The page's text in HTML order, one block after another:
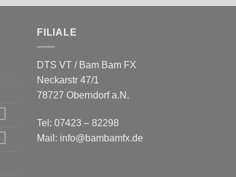
FILIALE
DTS VT / Bam Bam FX
Neckarstr 47/1
78727 Oberndorf a.N.
Tel: 07423 – 82298
Mail: info@bambamfx.de